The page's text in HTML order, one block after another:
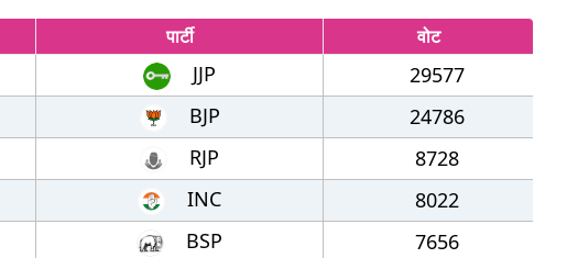
पार्टी वोट
JJP
29577
BJP
24786
RJP
8728
INC
8022
BSP
7656